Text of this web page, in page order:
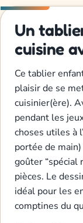
Un
cuisine
Ce tablier
plaisir de se
cuisinier(ère).
pendant les
choses utiles à
portée de
goûter “spécial
pièces. Le
idéal pour les
comptines du